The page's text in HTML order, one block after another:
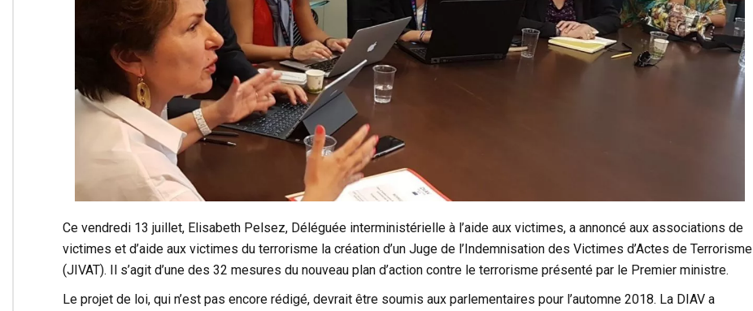
Ce vendredi 13 juillet, Elisabeth Pelsez, Déléguée interministérielle à l’aide aux victimes, a annoncé aux associations de
victimes et d’aide aux victimes du terrorisme la création d’un Juge de l’Indemnisation des Victimes d’Actes de Terrorisme
(JIVAT). Il s’agit d’une des 32 mesures du nouveau plan d’action contre le terrorisme présenté par le Premier ministre.
Le projet de loi, qui n’est pas encore rédigé, devrait être soumis aux parlementaires pour l’automne 2018. La DIAV a